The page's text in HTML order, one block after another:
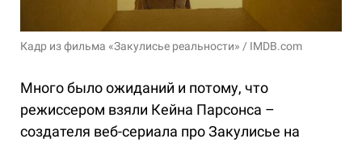
Кадр из фильма «Закулисье реальности» / IMDB.com
Много было ожиданий и потому, что
режиссером взяли Кейна Парсонса –
создателя веб-сериала про Закулисье на